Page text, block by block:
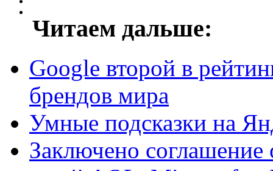
Читаем дальше:
Google второй в
брендов мира
Умные подсказки на
Заключено